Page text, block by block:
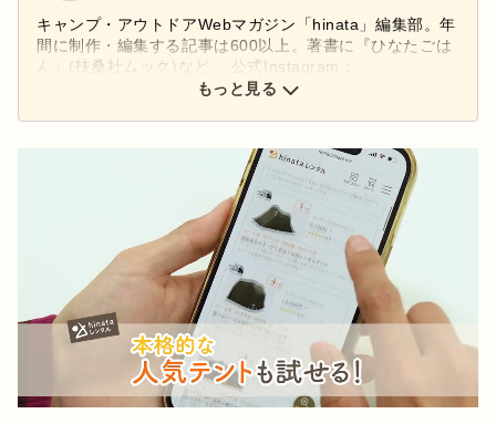
キャンプ・アウトドアWebマガジン「hinata」編集部。年
間に制作・編集する記事は600以上。著書に『ひなたごは
ん』(扶桑社ムック)など。 公式Instagram：
もっと見る